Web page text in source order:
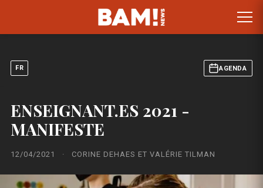
FR AGENDA
ENSEIGNANT.ES 2021 -
MANIFESTE
12/04/2021 · CORINE DEHAES ET VALÉRIE TILMAN